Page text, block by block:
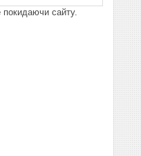
покидаючи сайту.